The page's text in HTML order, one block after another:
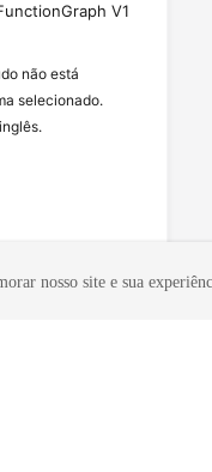
V1
não está
selecionado.
nosso site e sua